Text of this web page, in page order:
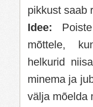
pikkust saab
Idee:
mõttele,
helkurid
minema ja
välja mõelda